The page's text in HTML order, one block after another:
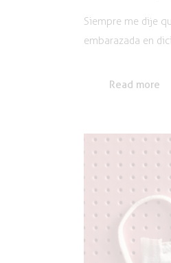
Siempre me dije
embarazada en
Read more